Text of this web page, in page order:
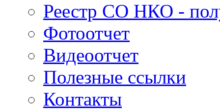
Реестр СО НКО -
Фотоотчет
Видеоотчет
Полезные ссылки
Контакты